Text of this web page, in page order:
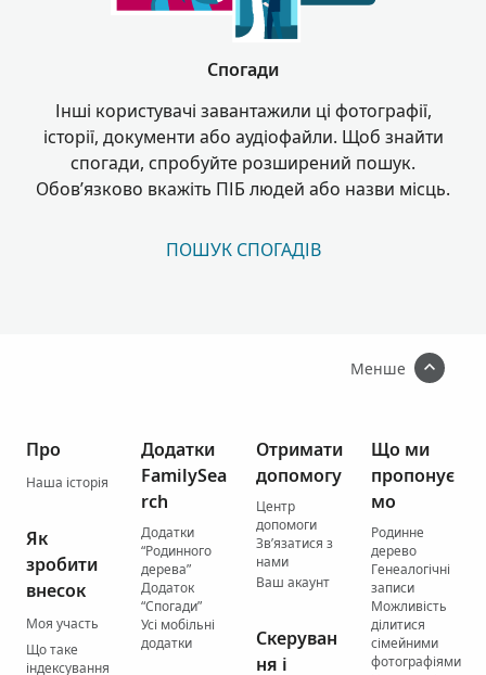
Спогади
Інші користувачі завантажили ці фотографії,
історії, документи або аудіофайли. Щоб знайти
спогади, спробуйте розширений пошук.
Обов’язково вкажіть ПІБ людей або назви місць.
ПОШУК СПОГАДІВ
Менше
Про
Наша історія
Як
зробити
внесок
Моя участь
Що таке
індексування
Додатки
FamilySea
rch
Додатки
“Родинного
дерева”
Додаток
“Спогади”
Усі мобільні
додатки
Отримати
допомогу
Центр
допомоги
Зв’язатися з
нами
Ваш акаунт
Скеруван
ня і
Що ми
пропонує
мо
Родинне
дерево
Генеалогічні
записи
Можливість
ділитися
сімейними
фотографіями